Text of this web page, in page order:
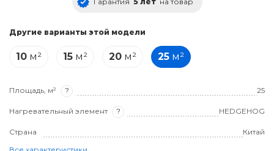
Другие варианты этой модели
10 м² 15 м² 20 м² 25 м²
Площадь, м² ? 25
Нагревательный элемент ? HEDGEHOG
Страна
Китай